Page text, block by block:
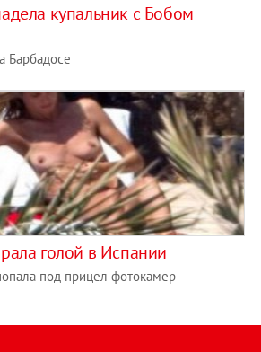
купальник с Бобом
Барбадосе
голой в Испании
под прицел фотокамер